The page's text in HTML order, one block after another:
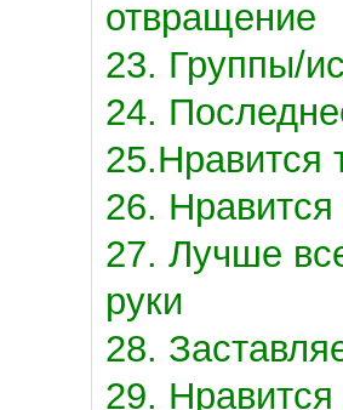
отвращение
23. Группы/
24.
25.Нравится
26.
27. Лучше
руки
28.
29. Нравится